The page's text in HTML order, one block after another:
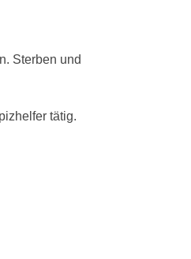
Sterben und
tätig.